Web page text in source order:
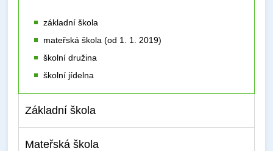
základní škola
mateřská škola (od 1. 1. 2019)
školní družina
školní jídelna
Základní škola
Mateřská škola